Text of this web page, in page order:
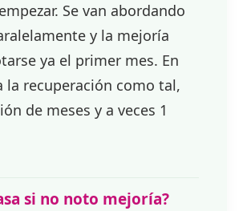
Se van abordando
y la mejoría
ya el primer mes. En
la recuperación como tal,
de meses y a veces 1
si no noto mejoría?